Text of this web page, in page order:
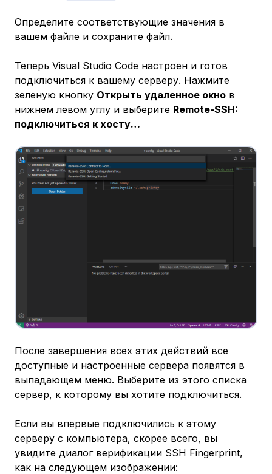
Определите соответствующие значения в
вашем файле и сохраните файл.
Теперь Visual Studio Code настроен и готов
подключиться к вашему серверу. Нажмите
зеленую кнопку Открыть удаленное окно в
нижнем левом углу и выберите Remote-SSH:
подключиться к хосту…
После завершения всех этих действий все
доступные и настроенные сервера появятся в
выпадающем меню. Выберите из этого списка
сервер, к которому вы хотите подключиться.
Если вы впервые подключились к этому
серверу с компьютера, скорее всего, вы
увидите диалог верификации SSH Fingerprint,
как на следующем изображении: